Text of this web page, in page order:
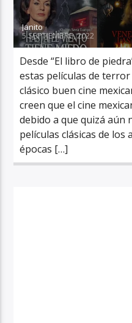
Janito
5 SEPTIEMBRE, 2022
Desde “El libro de
estas películas de
clásico buen cine
creen que el cine
debido a que quizá aún
películas clásicas de los
épocas […]